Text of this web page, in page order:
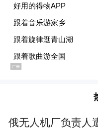
鄱”的文旅融合新
据南昌市文广旅
绍，为助力“5·19
和旅游厅联动全
体，推出覆盖“吃
游客可享多重福利
俄无人机厂负责人